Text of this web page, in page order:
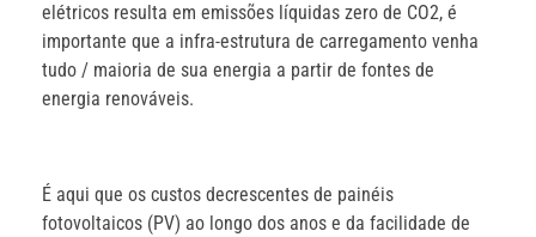
elétricos resulta em emissões líquidas zero de CO2, é
importante que a infra-estrutura de carregamento venha
tudo / maioria de sua energia a partir de fontes de
energia renováveis.
É aqui que os custos decrescentes de painéis
fotovoltaicos (PV) ao longo dos anos e da facilidade de